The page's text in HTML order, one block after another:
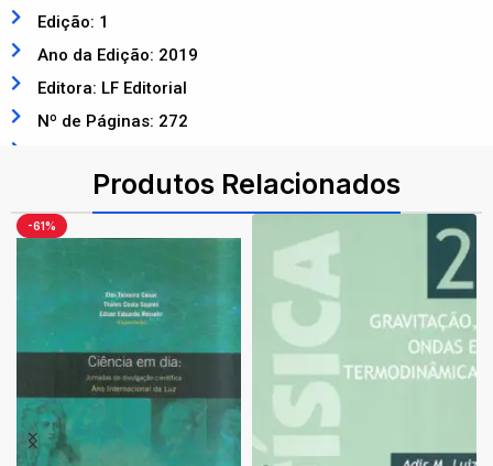
Edição: 1
Ano da Edição: 2019
Editora: LF Editorial
Nº de Páginas: 272
Produtos Relacionados
-61%